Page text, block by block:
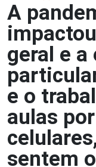
A
geral e a
e o
aulas
sentem